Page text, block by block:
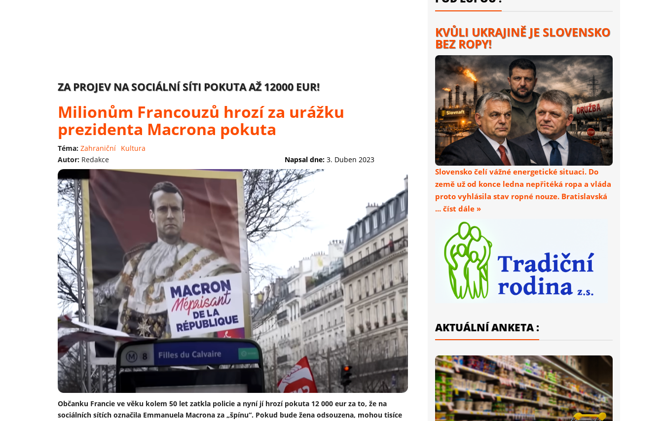
ZA PROJEV NA SOCIÁLNÍ SÍTI POKUTA AŽ 12000 EUR!
Milionům Francouzů hrozí za urážku
prezidenta Macrona pokuta
Téma: Zahraniční Kultura
Autor: Redakce Napsal dne: 3. Duben 2023
Občanku Francie ve věku kolem 50 let zatkla policie a nyní jí hrozí pokuta 12 000 eur za to, že na
sociálních sítích označila Emmanuela Macrona za „špínu“. Pokud bude žena odsouzena, mohou tisíce
KVŮLI UKRAJINĚ JE SLOVENSKO
BEZ ROPY!
Slovensko čelí vážné energetické situaci. Do
země už od konce ledna nepřitéká ropa a vláda
proto vyhlásila stav ropné nouze. Bratislavská
... číst dále »
AKTUÁLNÍ ANKETA :